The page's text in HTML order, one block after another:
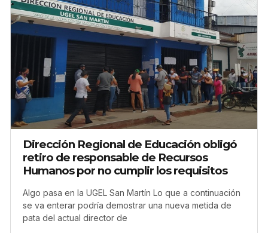
Dirección Regional de Educación obligó
retiro de responsable de Recursos
Humanos por no cumplir los requisitos
Algo pasa en la UGEL San Martín Lo que a continuación
se va enterar podría demostrar una nueva metida de
pata del actual director de